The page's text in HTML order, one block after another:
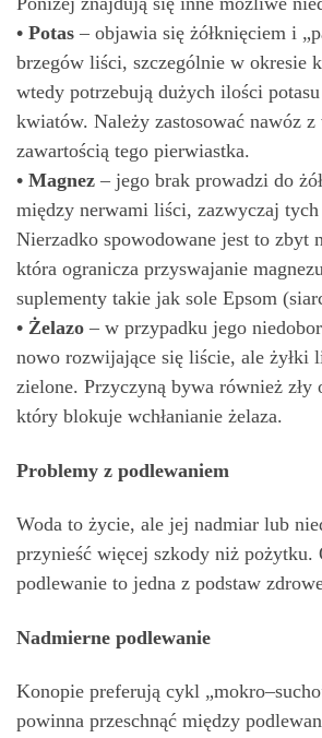
• Potas – objawia się żółknięciem i
brzegów liści, szczególnie w okresie
wtedy potrzebują dużych ilości
kwiatów. Należy zastosować nawóz z
zawartością tego pierwiastka.
• Magnez – jego brak prowadzi do
między nerwami liści, zazwyczaj tych
Nierzadko spowodowane jest to zbyt
która ogranicza przyswajanie
suplementy takie jak sole Epsom
• Żelazo – w przypadku jego
nowo rozwijające się liście, ale żyłki
zielone. Przyczyną bywa również zły
który blokuje wchłanianie żelaza.
Problemy z podlewaniem
Woda to życie, ale jej nadmiar lub
przynieść więcej szkody niż pożytku.
podlewanie to jedna z podstaw
Nadmierne podlewanie
Konopie preferują cykl
powinna przeschnąć między